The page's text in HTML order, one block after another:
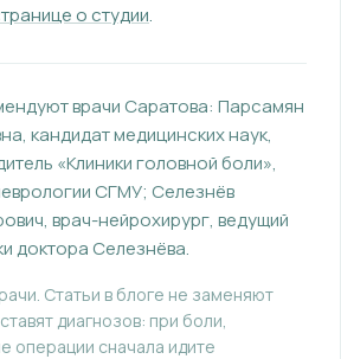
о студии.
врачи Саратова: Парсамян
, кандидат медицинских наук,
«Клиники головной боли»,
СГМУ; Селезнёв
, врач-нейрохирург, ведущий
доктора Селезнёва.
Статьи в блоге не заменяют
диагнозов: при боли,
операции сначала идите